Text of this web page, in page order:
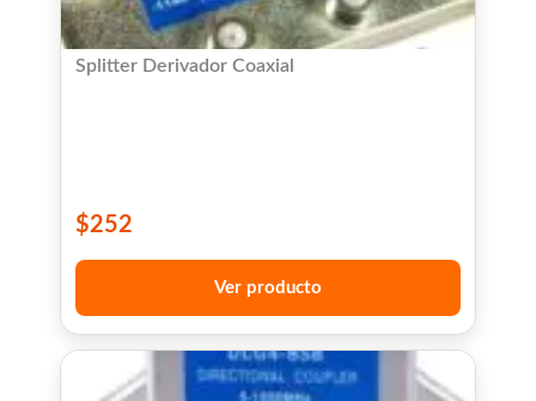
Splitter Derivador Coaxial
$252
Ver producto